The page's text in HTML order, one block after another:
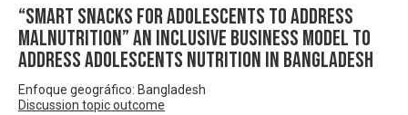
“Smart Snacks for Adolescents to Address
Malnutrition” An Inclusive Business Model to
Address Adolescents Nutrition in Bangladesh
Enfoque geográfico: Bangladesh
Discussion topic outcome